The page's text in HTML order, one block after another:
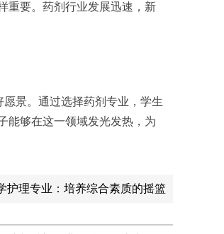
重要。药剂行业发展迅速，新
景。通过选择药剂专业，学生
能够在这一领域发光发热，为
护理专业：培养综合素质的摇篮